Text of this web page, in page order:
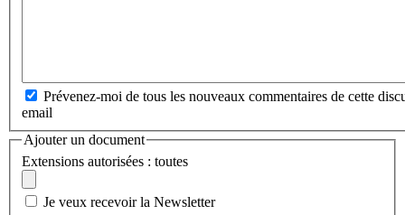
Prévenez-moi de tous les nouveaux commentaires de cette
email
Ajouter un document
Extensions autorisées : toutes
Je veux recevoir la Newsletter